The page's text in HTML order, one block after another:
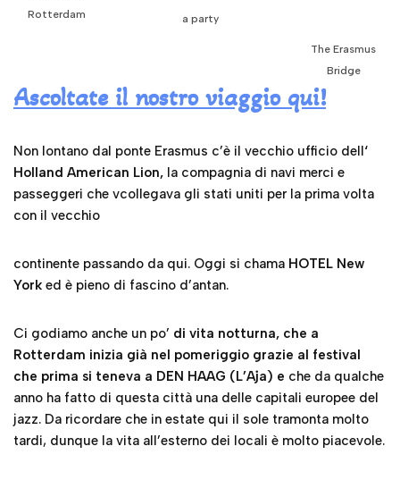
Rotterdam
The Erasmus
Bridge
Ascoltate il nostro viaggio qui!
Non lontano dal ponte Erasmus c’è il vecchio ufficio dell‘
Holland American Lion, la compagnia di navi merci e
passeggeri che vcollegava gli stati uniti per la prima volta
con il vecchio
continente passando da qui. Oggi si chama HOTEL New
York ed è pieno di fascino d’antan.
Ci godiamo anche un po’ di vita notturna, che a
Rotterdam inizia già nel pomeriggio grazie al festival
che prima si teneva a DEN HAAG (L’Aja) e che da qualche
anno ha fatto di questa città una delle capitali europee del
jazz. Da ricordare che in estate qui il sole tramonta molto
tardi, dunque la vita all’esterno dei locali è molto piacevole.